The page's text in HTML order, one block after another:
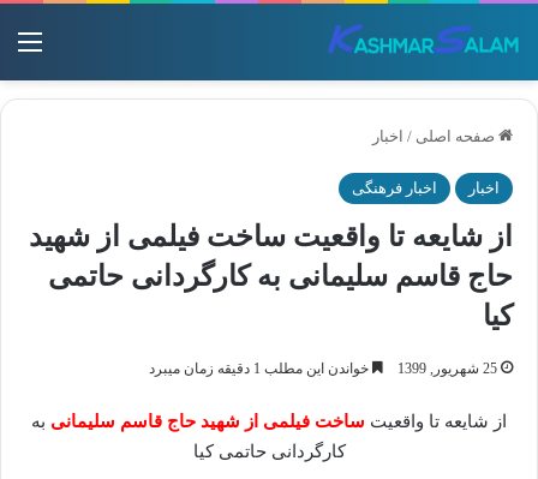
صفحه اصلی / اخبار
اخبار اخبار فرهنگی
از شایعه تا واقعیت ساخت فیلمی از شهید
حاج قاسم سلیمانی به کارگردانی حاتمی
کیا
25 شهریور, 1399 خواندن این مطلب 1 دقیقه زمان میبرد
از شایعه تا واقعیت ساخت فیلمی از شهید حاج قاسم سلیمانی به
کارگردانی حاتمی کیا